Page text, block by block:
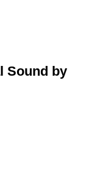
Sound by